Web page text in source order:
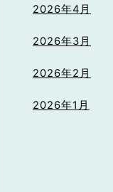
2026年4月
2026年3月
2026年2月
2026年1月